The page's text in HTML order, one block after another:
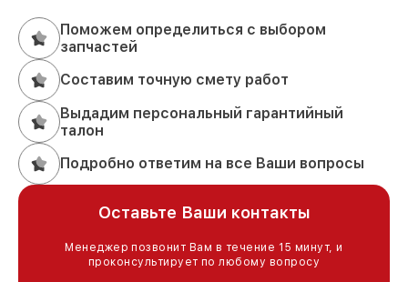
Поможем определиться с выбором
запчастей
Составим точную смету работ
Выдадим персональный гарантийный
талон
Подробно ответим на все Ваши вопросы
Оставьте Ваши контакты
Менеджер позвонит Вам в течение 15 минут, и
проконсультирует по любому вопросу